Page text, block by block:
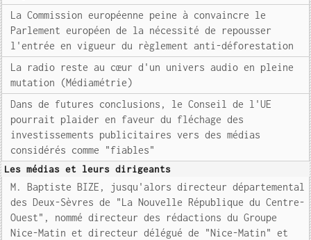
La Commission européenne peine à convaincre le
Parlement européen de la nécessité de repousser
l'entrée en vigueur du règlement anti-déforestation
La radio reste au cœur d'un univers audio en pleine
mutation (Médiamétrie)
Dans de futures conclusions, le Conseil de l'UE
pourrait plaider en faveur du fléchage des
investissements publicitaires vers des médias
considérés comme "fiables"
Les médias et leurs dirigeants
M. Baptiste BIZE, jusqu'alors directeur départemental
des Deux-Sèvres de "La Nouvelle République du Centre-
Ouest", nommé directeur des rédactions du Groupe
Nice-Matin et directeur délégué de "Nice-Matin" et